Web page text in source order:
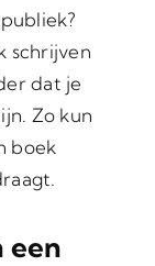
schrijven
dat je
Zo kun
boek
een